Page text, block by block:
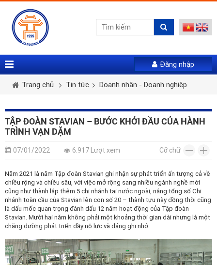
Tên tài khoản *
Mật khẩu *
ĐĂNG NHẬP
Quên mật khẩu
Vui lòng gửi mail. Chúng tôi sẽ gửi link khởi tạo mật
khẩu mới qua email của bạn
Họ và tên * Giới tính *
Email * Điện thoại *
Tài khoản *
Mật khẩu * Nhập lại mật khẩu *
Công ty *
Chức vụ *
Đăng nhập
Trang chủ Tin tức Doanh nhân - Doanh nghiệp
TẬP ĐOÀN STAVIAN – BƯỚC KHỞI ĐẦU CỦA HÀNH
TRÌNH VẠN DẶM
07/01/2022 6.917 Lượt xem Cỡ chữ
Năm 2021 là năm Tập đoàn Stavian ghi nhận sự phát triển ấn tượng cả về
chiều rộng và chiều sâu, với việc mở rộng sang nhiều ngành nghề mới
cũng như thành lập thêm 5 chi nhánh tại nước ngoài, nâng tổng số Chi
nhánh toàn cầu của Stavian lên con số 20 – thành tựu này đồng thời cũng
là dấu mốc quan trọng đánh dấu 12 năm hoạt động của Tập đoàn
Stavian. Mười hai năm không phải một khoảng thời gian dài nhưng là một
chặng đường phát triển đầy nỗ lực và đáng ghi nhớ.